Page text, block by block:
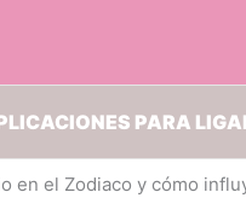
PARA
en el Zodiaco y cómo